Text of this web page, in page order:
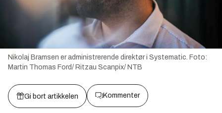
Nikolaj Bramsen er administrerende direktør i Systematic. Foto:
Martin Thomas Ford/ Ritzau Scanpix/ NTB
Gi bort artikkelen Kommenter